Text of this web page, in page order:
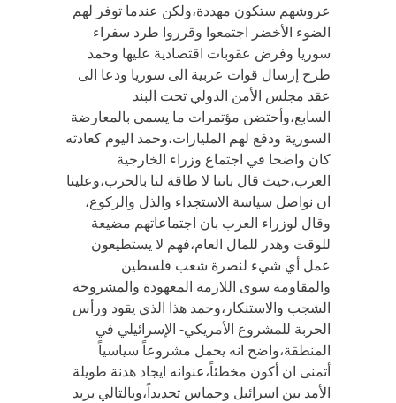
عروشهم ستكون مهددة،ولكن عندما توفر لهم
الضوء الأخضر اجتمعوا وقرروا طرد سفراء
سوريا وفرض عقوبات اقتصادية عليها وحمد
طرح إرسال قوات عربية الى سوريا ودعا الى
عقد مجلس الأمن الدولي تحت البند
السابع،وأحتضن مؤتمرات ما يسمى بالمعارضة
السورية ودفع لهم المليارات،وحمد اليوم كعادته
كان واضحا في اجتماع وزراء الخارجية
العرب،حيث قال باننا لا طاقة لنا بالحرب،وعلينا
ان نواصل سياسة الاستجداء والذل والركوع،
وقال لوزراء العرب بان اجتماعاتهم مضيعة
للوقت وهدر للمال العام،فهم لا يستطيعون
عمل أي شيء لنصرة شعب فلسطين
والمقاومة سوى اللازمة المعهودة والمشروخة
الشجب والاستنكار،وحمد هذا الذي يقود ورأس
الحربة للمشروع الأمريكي- الإسرائيلي في
المنطقة،واضح انه يحمل مشروعاً سياسياً
أتمنى ان أكون مخطئاً،عنوانه ايجاد هدنة طويلة
الأمد بين اسرائيل وحماس تحديداً،وبالتالي يريد